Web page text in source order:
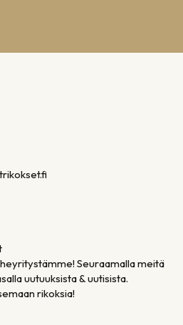
Seuraamalla meitä
uutuuksista & uutisista.
rikoksia!